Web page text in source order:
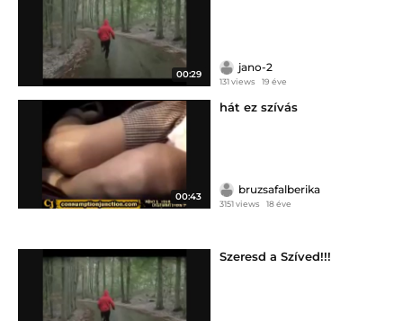
00:29
jano-2
131 views 19 éve
00:43
hát ez szívás
bruzsafalberika
3151 views 18 éve
Szeresd a Szíved!!!